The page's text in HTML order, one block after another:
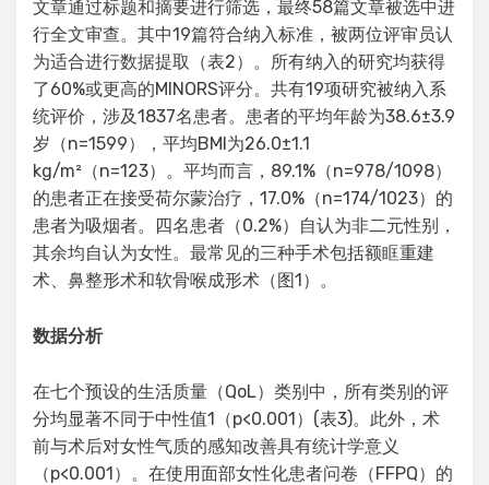
文章通过标题和摘要进行筛选，最终58篇文章被选中进
行全文审查。其中19篇符合纳入标准，被两位评审员认
为适合进行数据提取（表2）。所有纳入的研究均获得
了60%或更高的MINORS评分。共有19项研究被纳入系
统评价，涉及1837名患者。患者的平均年龄为38.6±3.9
岁（n=1599），平均BMI为26.0±1.1
kg/m²（n=123）。平均而言，89.1%（n=978/1098）
的患者正在接受荷尔蒙治疗，17.0%（n=174/1023）的
患者为吸烟者。四名患者（0.2%）自认为非二元性别，
其余均自认为女性。最常见的三种手术包括额眶重建
术、鼻整形术和软骨喉成形术（图1）。
数据分析
在七个预设的生活质量（QoL）类别中，所有类别的评
分均显著不同于中性值1（p<0.001）(表3)。此外，术
前与术后对女性气质的感知改善具有统计学意义
（p<0.001）。在使用面部女性化患者问卷（FFPQ）的